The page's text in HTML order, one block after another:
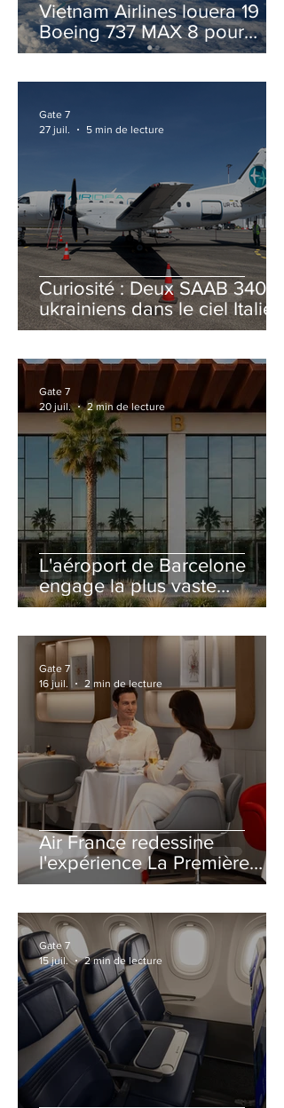
Vietnam Airlines louera 19
Boeing 737 MAX 8 pour
accélérer la modernisation
Curiosité : Deux SAAB 340B
ukrainiens dans le ciel Italien
cet été
Gate 7
27 juil.
5 min de lecture
L'aéroport de Barcelone
engage la plus vaste
rénovation de son Terminal
Gate 7
20 juil.
2 min de lecture
Air France redessine
l'expérience La Première
avec un salon entièrement
Gate 7
16 juil.
2 min de lecture
Gate 7
15 juil.
2 min de lecture